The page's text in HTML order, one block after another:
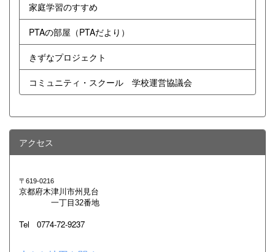
家庭学習のすすめ
PTAの部屋（PTAだより）
きずなプロジェクト
コミュニティ・スクール 学校運営協議会
アクセス
〒619-0216
京都府木津川市州見台
一丁目32番地
Tel 0774-72-9237